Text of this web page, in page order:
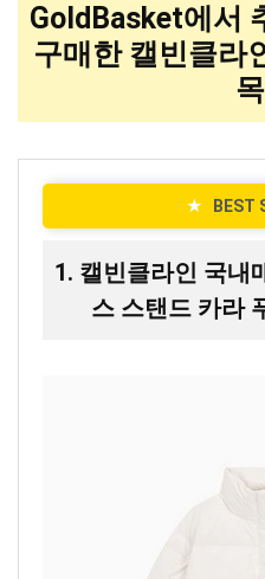
GoldBasket에서
구매한 캘빈클라
★ BEST
1. 캘빈클라인 국내
스 스탠드 카라